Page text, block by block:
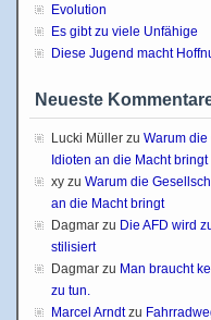
Evolution
Es gibt zu viele Unfähige
Diese Jugend macht
Neueste
Lucki Müller zu Warum die
Idioten an die Macht bringt
xy zu Warum die
an die Macht bringt
Dagmar zu Die AFD wird
stilisiert
Dagmar zu Man braucht
zu tun.
Marcel Arndtzu